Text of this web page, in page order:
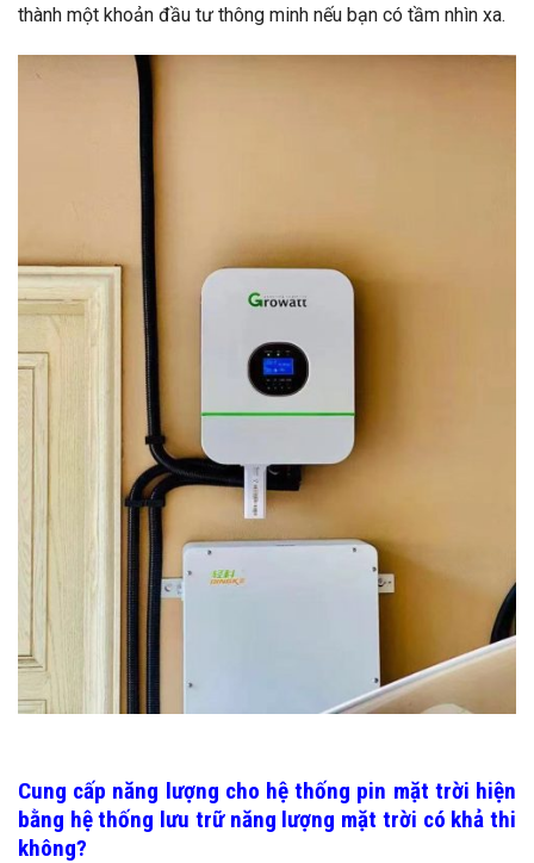
thành một khoản đầu tư thông minh nếu bạn có tầm nhìn xa.
Cung cấp năng lượng cho hệ thống pin mặt trời hiện
bằng hệ thống lưu trữ năng lượng mặt trời có khả thi
không?